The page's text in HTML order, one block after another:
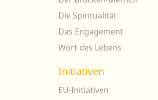
Die Spiritualität
Das Engagement
Wort des Lebens
Initiativen
EU-Initiativen